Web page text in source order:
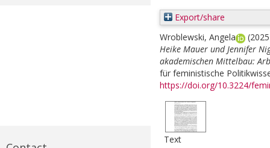
Export/share
Wroblewski, Angela
Heike Mauer und Jennifer
akademischen Mittelbau:
für feministische
https://doi.org/10.3224/
Text